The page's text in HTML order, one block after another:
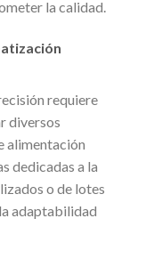
la calidad.
requiere
diversos
alimentación
dedicadas a la
o de lotes
adaptabilidad